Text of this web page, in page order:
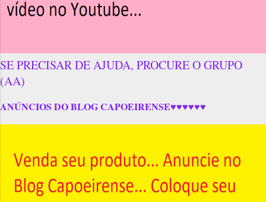
SE PRECISAR DE AJUDA, PROCURE O GRUPO
(AA)
ANÚNCIOS DO BLOG CAPOEIRENSE♥♥♥♥♥♥